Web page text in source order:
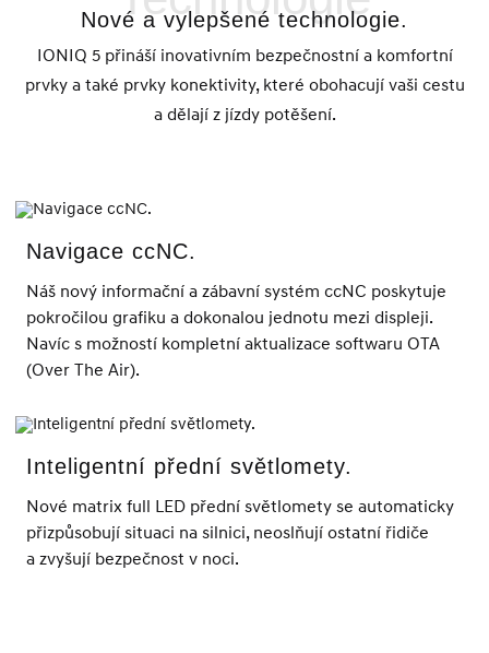
Nové a vylepšené technologie.
IONIQ 5 přináší inovativním bezpečnostní a komfortní
prvky a také prvky konektivity, které obohacují vaši cestu
a dělají z jízdy potěšení.
Navigace ccNC.
Náš nový informační a zábavní systém ccNC poskytuje
pokročilou grafiku a dokonalou jednotu mezi displeji.
Navíc s možností kompletní aktualizace softwaru OTA
(Over The Air).
Inteligentní přední světlomety.
Nové matrix full LED přední světlomety se automaticky
přizpůsobují situaci na silnici, neoslňují ostatní řidiče
a zvyšují bezpečnost v noci.